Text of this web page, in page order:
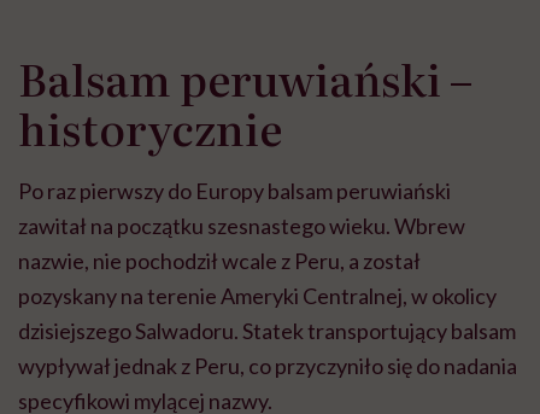
Balsam peruwiański –
historycznie
Po raz pierwszy do Europy balsam peruwiański
zawitał na początku szesnastego wieku. Wbrew
nazwie, nie pochodził wcale z Peru, a został
pozyskany na terenie Ameryki Centralnej, w okolicy
dzisiejszego Salwadoru. Statek transportujący balsam
wypływał jednak z Peru, co przyczyniło się do nadania
specyfikowi mylącej nazwy.